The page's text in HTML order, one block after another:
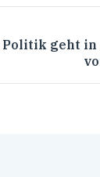
Politik geht in